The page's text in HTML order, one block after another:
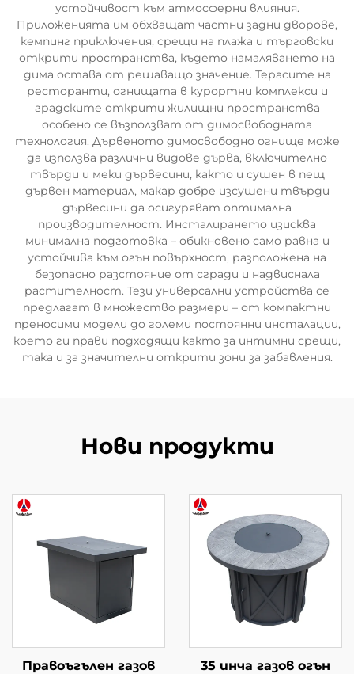
устойчивост към атмосферни влияния.
Приложенията им обхващат частни задни дворове,
кемпинг приключения, срещи на плажа и търговски
открити пространства, където намаляването на
дима остава от решаващо значение. Терасите на
ресторанти, огнищата в курортни комплекси и
градските открити жилищни пространства
особено се възползват от димосвободната
технология. Дървеното димосвободно огнище може
да използва различни видове дърва, включително
твърди и меки дървесини, както и сушен в пещ
дървен материал, макар добре изсушени твърди
дървесини да осигуряват оптимална
производителност. Инсталирането изисква
минимална подготовка – обикновено само равна и
устойчива към огън повърхност, разположена на
безопасно разстояние от сгради и надвиснала
растителност. Тези универсални устройства се
предлагат в множество размери – от компактни
преносими модели до големи постоянни инсталации,
което ги прави подходящи както за интимни срещи,
така и за значителни открити зони за забавления.
Нови продукти
Правоъгълен газов
35 инча газов огън